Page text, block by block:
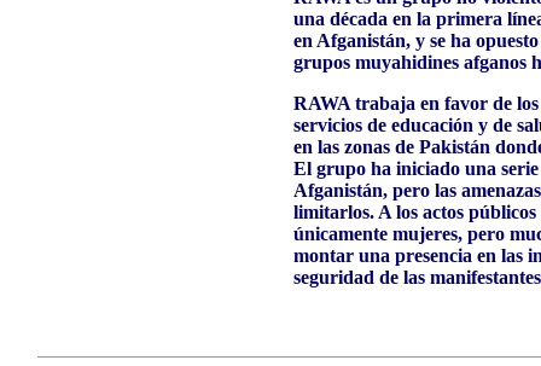
una década en la primera
en Afganistán, y se ha
grupos muyahidines afganos
RAWA trabaja en favor de
servicios de educación y de
en las zonas de Pakistán
El grupo ha iniciado una
Afganistán, pero las
limitarlos. A los actos
únicamente mujeres, pero
montar una presencia en las
seguridad de las